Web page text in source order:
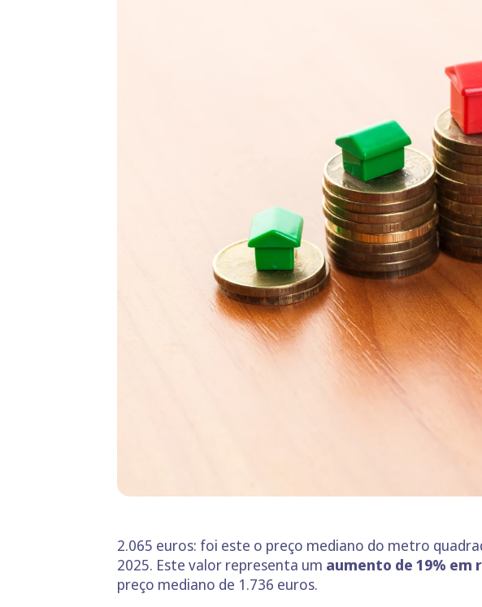
2.065 euros: foi este o preço mediano do metro
2025. Este valor representa um aumento de 19% em
preço mediano de 1.736 euros.